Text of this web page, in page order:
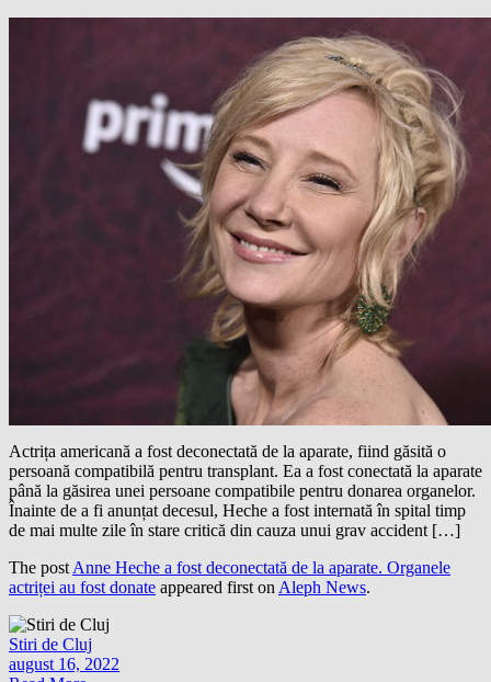
Actrița americană a fost deconectată de la aparate, fiind găsită o
persoană compatibilă pentru transplant. Ea a fost conectată la aparate
până la găsirea unei persoane compatibile pentru donarea organelor.
Înainte de a fi anunțat decesul, Heche a fost internată în spital timp
de mai multe zile în stare critică din cauza unui grav accident […]
The postAnne Heche a fost deconectată de la aparate. Organele
actriței au fost donate appeared first onAleph News.
Stiri de Cluj
august 16, 2022